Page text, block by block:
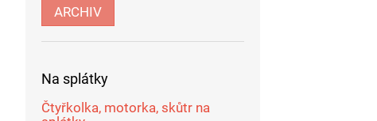
ARCHIV
Na splátky
Čtyřkolka, motorka, skůtr na